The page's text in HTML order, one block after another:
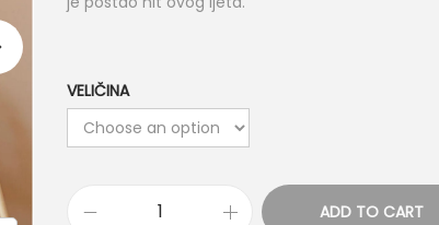
VELIČINA
ADD TO CART